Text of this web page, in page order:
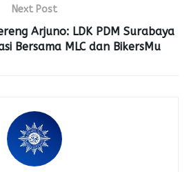
Next Post
Arjuno: LDK PDM Surabaya
Bersama MLC dan BikersMu